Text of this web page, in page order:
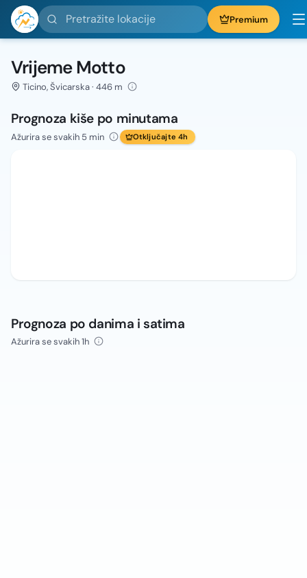
Pretražite lokacije Premium
Vrijeme Motto
Ticino, Švicarska · 446 m
Prognoza kiše po minutama
Ažurira se svakih 5 min Otključajte 4h
Prognoza po danima i satima
Ažurira se svakih 1h